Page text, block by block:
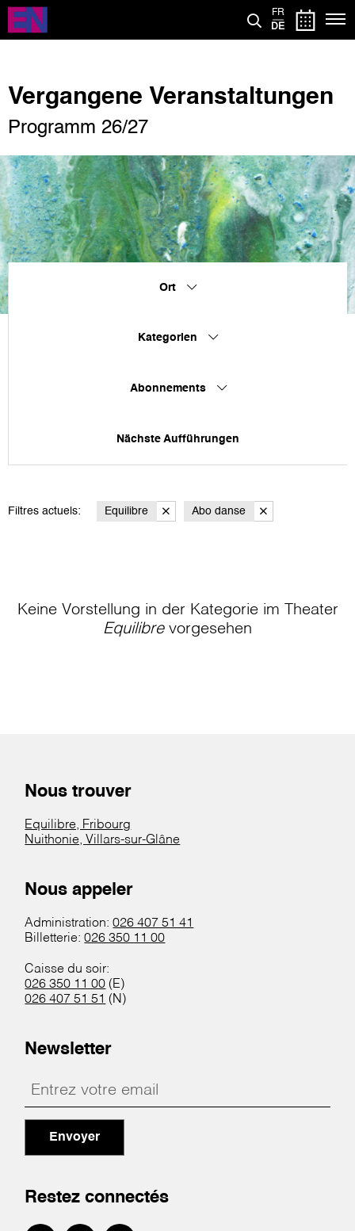
Direkt
zum
Inhalt
FR
DE
Vergangene Veranstaltungen
Programm 26/27
Ort
Kategorien
Abonnements
Nächste Aufführungen
Filtres actuels: Equilibre Abo danse
Keine Vorstellung in der Kategorie im Theater
Equilibrevorgesehen
Nous trouver
Equilibre, Fribourg
Nuithonie, Villars-sur-Glâne
Nous appeler
Administration:026 407 51 41
Billetterie:026 350 11 00
Caisse du soir:
026 350 11 00 (E)
026 407 51 51 (N)
Newsletter
Envoyer
Restez connectés